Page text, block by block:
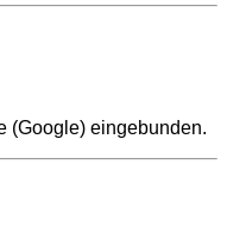
(Google) eingebunden.